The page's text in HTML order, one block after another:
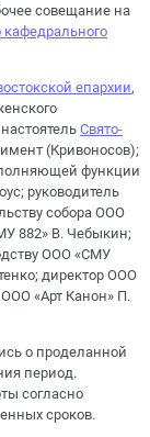
совещание на
епархии,
Свято-
(Кривоносов);
функции
руководитель
собора ООО
882» В. Чебыкин;
ООО «СМУ
директор ООО
«Арт Канон» П.
о проделанной
период.
согласно
сроков.